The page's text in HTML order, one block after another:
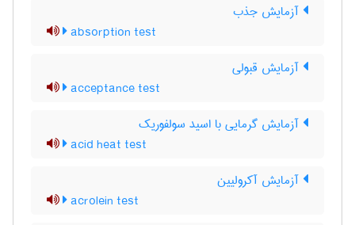
آزمایش جذب
absorption test
آزمایش قبولی
acceptance test
آزمایش گرمایی با اسید سولفوریک
acid heat test
آزمایش آکرولیین
acrolein test